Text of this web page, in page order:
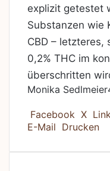
explizit getestet
Substanzen wie
CBD – letzteres,
0,2% THC im
überschritten
Monika Sedlmeier
Facebook X
E-Mail Drucken